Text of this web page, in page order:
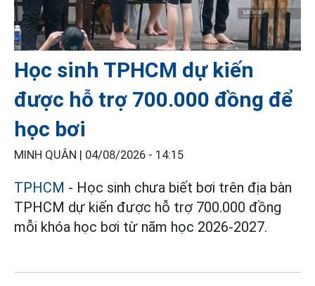
Học sinh TPHCM dự kiến
được hỗ trợ 700.000 đồng để
học bơi
MINH QUÂN | 04/08/2026 - 14:15
TPHCM - Học sinh chưa biết bơi trên địa bàn
TPHCM dự kiến được hỗ trợ 700.000 đồng
mỗi khóa học bơi từ năm học 2026-2027.